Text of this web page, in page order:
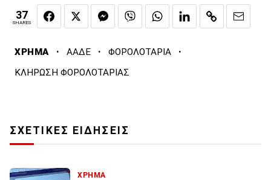
37
SHARES
ΧΡΗΜΑ · ΑΑΔΕ · ΦΟΡΟΛΟΤΑΡΙΑ ·
ΚΛΗΡΩΣΗ ΦΟΡΟΛΟΤΑΡΙΑΣ
ΣΧΕΤΙΚΕΣ ΕΙΔΗΣΕΙΣ
ΧΡΗΜΑ